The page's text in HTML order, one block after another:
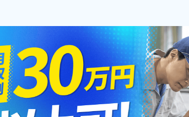
ーム寮
◎《東
勤務
勤
雇用
職
年間休
社会保